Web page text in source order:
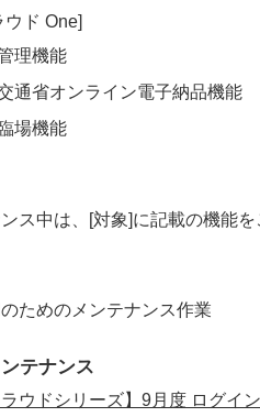
ウド One]
理機能
通省オンライン電子納品機能
場機能
ス中は、[対象]に記載の機能を
ためのメンテナンス作業
テナンス
ラウドシリーズ】9月度 ログイ